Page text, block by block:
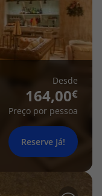
Desde
164,00
Preço por pessoa
Reserve Já!